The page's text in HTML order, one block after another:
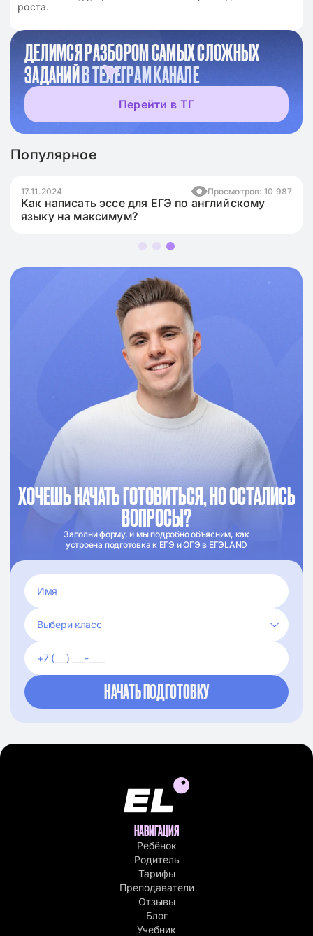
роста.
ДЕЛИМСЯ РАЗБОРОМ САМЫХ СЛОЖНЫХ
ЗАДАНИЙВ ТЕЛЕГРАМ КАНАЛЕ
Перейти в ТГ
ХОЧЕШЬ НАЧАТЬ ГОТОВИТЬСЯ, НО ОСТАЛИСЬ
ВОПРОСЫ?
Заполни форму, и мы подробно объясним, как
устроена подготовка к ЕГЭ и ОГЭ в ЕГЭLAND
Популярное
17.11.2024 Просмотров: 10 987
Как написать эссе для ЕГЭ по английскому
языку на максимум?
НАВИГАЦИЯ
Ребёнок
Родитель
Тарифы
Преподаватели
Отзывы
Блог
Учебник